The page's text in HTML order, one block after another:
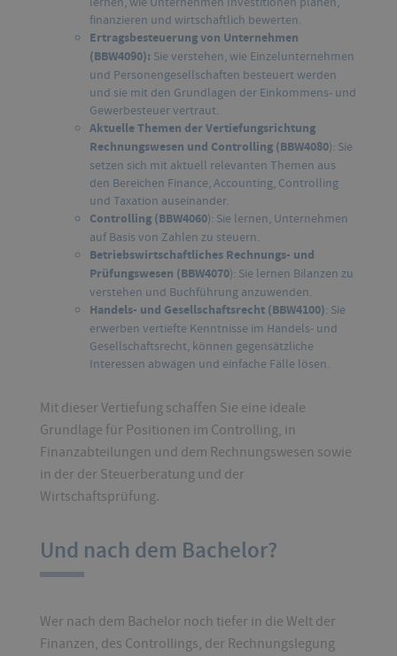
finanzieren und wirtschaftlich bewerten.
Ertragsbesteuerung von Unternehmen
(BBW4090): Sie verstehen, wie Einzelunternehmen
und Personengesellschaften besteuert werden
und sie mit den Grundlagen der Einkommens- und
Gewerbesteuer vertraut.
Aktuelle Themen der Vertiefungsrichtung
Rechnungswesen und Controlling (BBW4080): Sie
setzen sich mit aktuell relevanten Themen aus
den Bereichen Finance, Accounting, Controlling
und Taxation auseinander.
Controlling (BBW4060): Sie lernen, Unternehmen
auf Basis von Zahlen zu steuern.
Betriebswirtschaftliches Rechnungs- und
Prüfungswesen (BBW4070): Sie lernen Bilanzen zu
verstehen und Buchführung anzuwenden.
Handels- und Gesellschaftsrecht (BBW4100): Sie
erwerben vertiefte Kenntnisse im Handels- und
Gesellschaftsrecht, können gegensätzliche
Interessen abwägen und einfache Fälle lösen.
Mit dieser Vertiefung schaffen Sie eine ideale
Grundlage für Positionen im Controlling, in
Finanzabteilungen und dem Rechnungswesen sowie
in der der Steuerberatung und der
Wirtschaftsprüfung.
Und nach dem Bachelor?
Wer nach dem Bachelor noch tiefer in die Welt der
Finanzen, des Controllings, der Rechnungslegung